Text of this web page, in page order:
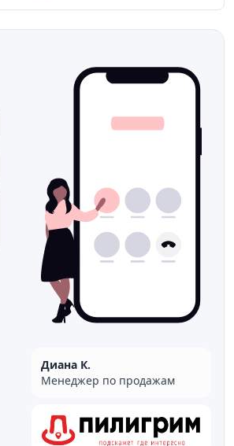
Диана К.
Менеджер по продажам